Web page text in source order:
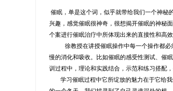
催眠，单是这个词，似乎就带给我们一个神秘
兴趣，感觉催眠很神奇，很想揭开催眠的神秘
个案进行催眠治疗中所体现出来的直接性和高
徐教授在讲授催眠操作中每一个操作都
慢的消化和吸收。比如催眠的感受性测试、催
训过程中，理论和实践结合，示范和练习搭配
学习催眠过程中它所绽放的魅力在于它给